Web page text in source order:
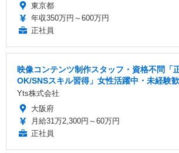
東京都
年収350万円～600万円
正社員
映像コンテンツ制作スタッフ・資格不問「
OK/SNSスキル習得」女性活躍中・未経験
Yts株式会社
大阪府
月給31万2,300円～60万円
正社員